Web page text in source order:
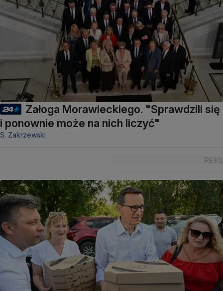
Załoga Morawieckiego. "Sprawdzili się
i ponownie może na nich liczyć"
S. Zakrzewski